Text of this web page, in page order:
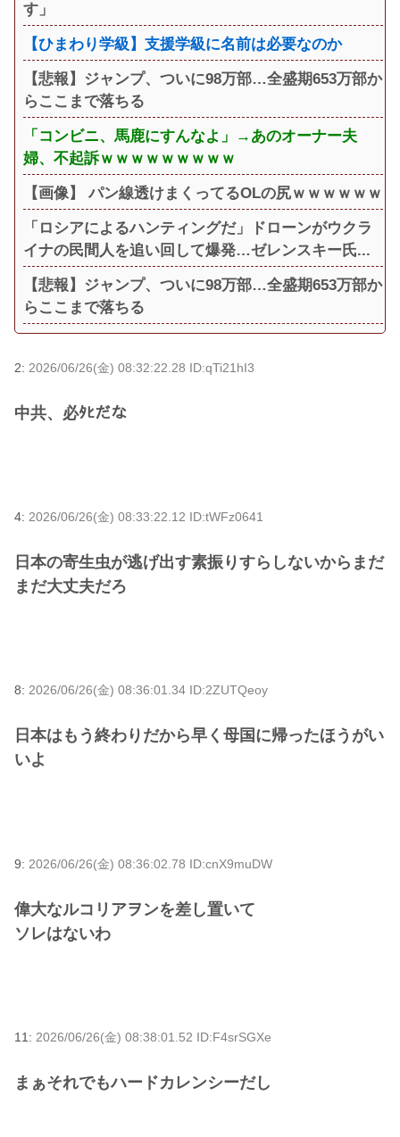
す」
【ひまわり学級】支援学級に名前は必要なのか
【悲報】ジャンプ、ついに98万部…全盛期653万部か
らここまで落ちる
「コンビニ、馬鹿にすんなよ」→あのオーナー夫
婦、不起訴ｗｗｗｗｗｗｗｗｗ
【画像】 パン線透けまくってるOLの尻ｗｗｗｗｗｗ
「ロシアによるハンティングだ」ドローンがウクラ
イナの民間人を追い回して爆発…ゼレンスキー氏...
【悲報】ジャンプ、ついに98万部…全盛期653万部か
らここまで落ちる
2: 2026/06/26(金) 08:32:22.28 ID:qTi21hI3
中共、必ﾀﾋだな
4: 2026/06/26(金) 08:33:22.12 ID:tWFz0641
日本の寄生虫が逃げ出す素振りすらしないからまだ
まだ大丈夫だろ
8: 2026/06/26(金) 08:36:01.34 ID:2ZUTQeoy
日本はもう終わりだから早く母国に帰ったほうがい
いよ
9: 2026/06/26(金) 08:36:02.78 ID:cnX9muDW
偉大なルコリアヲンを差し置いて
ソレはないわ
11: 2026/06/26(金) 08:38:01.52 ID:F4srSGXe
まぁそれでもハードカレンシーだし